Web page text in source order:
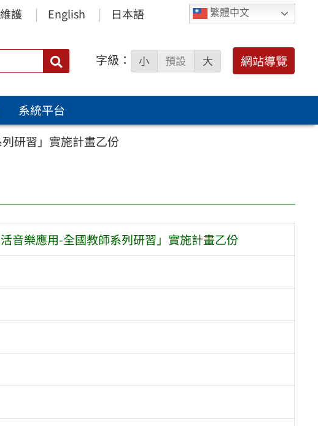
繁體中文
護 English 日本語
搜
尋：
字級： 小 預設 大 網站導覽
系統平台
研習」實施計畫乙份
音樂應用-全國教師系列研習」實施計畫乙份